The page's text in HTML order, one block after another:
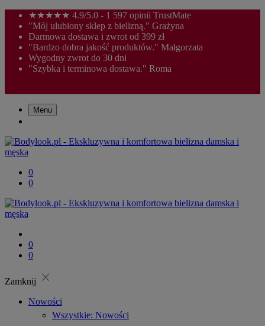
★★★★★ 4.9/5.0 - 1 597 opinii TrustMate
"Mój ulubiony sklep z bielizną." Grażyna
Darmowa dostawa i zwrot od 399 zł
"Bardzo dobra jakość produktów." Małgorzata
Wygodny zwrot do 30 dni
"Szybka i terminowa dostawa." Roma
Menu
0
0
0
0
Zamknij close
Nowości
Wszystkie: Nowości